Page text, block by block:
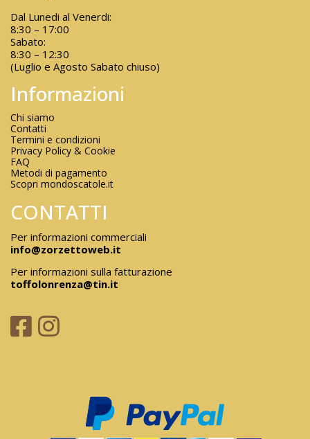
Dal Lunedi al Venerdi:
8:30 – 17:00
Sabato:
8:30 – 12:30
(Luglio e Agosto Sabato chiuso)
Informazioni
Chi siamo
Contatti
Termini e condizioni
Privacy Policy & Cookie
FAQ
Metodi di pagamento
Scopri mondoscatole.it
CONTATTI
Per informazioni commerciali
info@zorzettoweb.it
Per informazioni sulla fatturazione
toffolonrenza@tin.it